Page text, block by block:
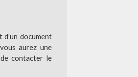
document
aurez une
contacter le